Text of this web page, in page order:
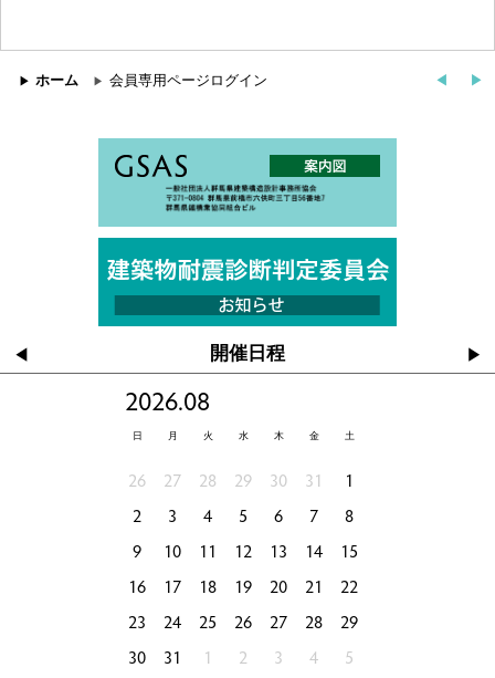
ホーム 会員専用ページログイン ◀︎ ▶︎
◀ 開催日程 ▶
2026.08
日 月 火 水 木 金 土
26 27 28 29 30 31
1
2
3 4 5 6 7
8
9
10 11 12 13 14
15
16
17 18 19 20 21
22
23
24 25 26 27 28
29
30
31 1 2 3 4 5